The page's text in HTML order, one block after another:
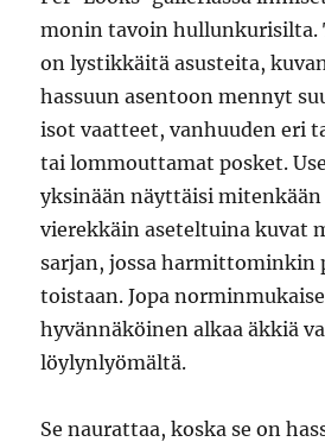
monin tavoin hullunkurisilta.
on lystikkäitä asusteita,
hassuun asentoon mennyt
isot vaatteet, vanhuuden eri
tai lommouttamat posket.
yksinään näyttäisi
vierekkäin aseteltuina kuvat
sarjan, jossa harmittominkin
toistaan. Jopa
hyvännäköinen alkaa äkkiä
löylynlyömältä.
Se naurattaa, koska se on